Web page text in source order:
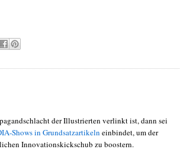
der Illustrierten verlinkt ist, dann sei
Shows in Grundsatzartikeln einbindet, um der
Innovationskickschub zu boostern.